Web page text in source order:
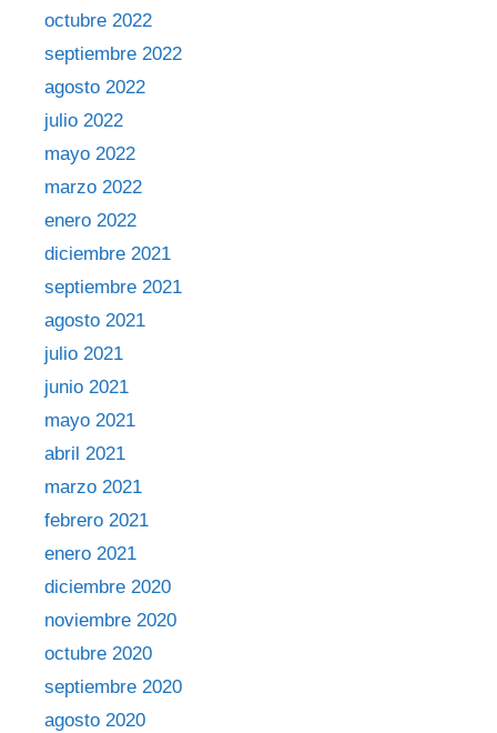
octubre 2022
septiembre 2022
agosto 2022
julio 2022
mayo 2022
marzo 2022
enero 2022
diciembre 2021
septiembre 2021
agosto 2021
julio 2021
junio 2021
mayo 2021
abril 2021
marzo 2021
febrero 2021
enero 2021
diciembre 2020
noviembre 2020
octubre 2020
septiembre 2020
agosto 2020